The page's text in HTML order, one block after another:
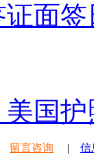
面
国
留言咨询 | 信